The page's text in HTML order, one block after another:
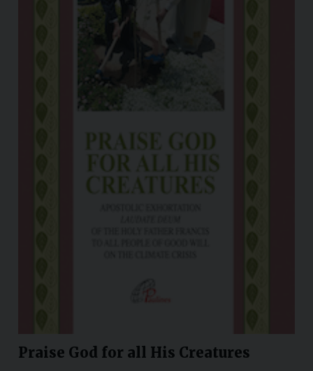
Praise God for all His Creatures